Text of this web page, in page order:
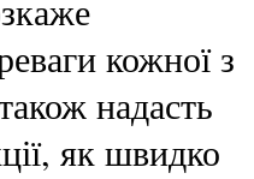
кожної з
надасть
як швидко